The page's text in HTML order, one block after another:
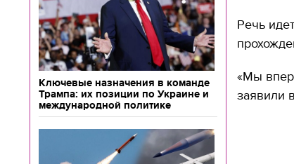
Ключевые назначения в команде
Трампа: их позиции по Украине и
международной политике
Речь
«Мы
заявили